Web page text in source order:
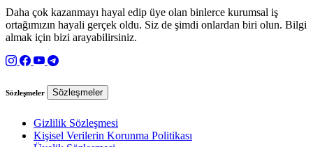
Daha çok kazanmayı hayal edip üye olan binlerce kurumsal iş
ortağımızın hayali gerçek oldu. Siz de şimdi onlardan biri olun. Bilgi
almak için bizi arayabilirsiniz.
Sözleşmeler Sözleşmeler
Gizlilik Sözleşmesi
Kişisel Verilerin Korunma Politikası